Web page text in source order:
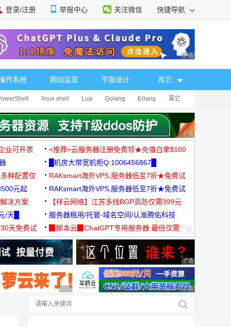
登录/注册 举报中心 关注微信 快捷导航
选择 广告 商业广告，理
作系统 网站运营 平面设计 其它
linux shell Lua Golang Erlang 其它
广告 商业广告，理
业可开票
<推荐>云服务器注册免费领★充值白拿$100
█机房大带宽机柜Q:1006456867█
种配置仅
RAKsmart海外VPS,服务器低至7折★免费试
用★
元起
RAKsmart海外VPS,服务器低至7折★免费试
用★
决方案
【祥云网络】江苏多线BGP高防仅需399元
/天█
服务器租用/托管-域名空间/认准腾佑科技
天免费试
▉脚本云▉ChatGPT专用服务器 最低仅需
19元/月
广告 商业广告，理性选择 广告 商业广告，理
广告 商业广告，理性选择 广告 商业广告，理